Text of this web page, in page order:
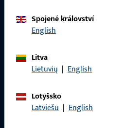
Kontaktujte nás
Spojené království
English
Litva
Lietuvių | English
Lotyšsko
Latviešu | English